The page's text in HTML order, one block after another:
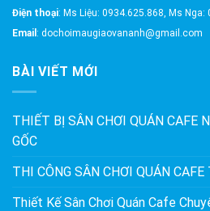
Điện thoại: Ms Liệu: 0934.625.868, Ms Nga:
Email : dochoimaugiaovananh@gmail.com
BÀI VIẾT MỚI
THIẾT BỊ SÂN CHƠI QUÁN CAFE
GỐC
THI CÔNG SÂN CHƠI QUÁN
Thiết Kế Sân Chơi Quán Cafe